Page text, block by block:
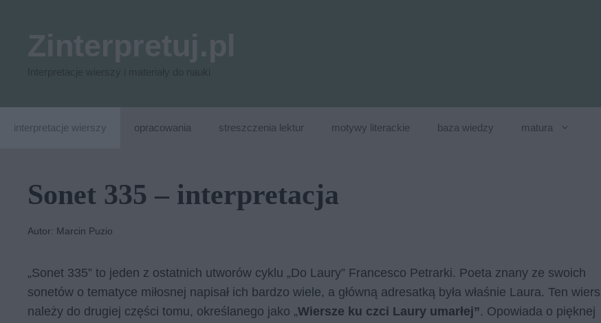
interpretacje wierszy opracowania streszczenia lektur motywy literackie baza wiedzy matura
Sonet 335 – interpretacja
Autor: Marcin Puzio
„Sonet 335” to jeden z ostatnich utworów cyklu „Do Laury” Francesco Petrarki. Poeta znany ze swoich
sonetów o tematyce miłosnej napisał ich bardzo wiele, a główną adresatką była właśnie Laura. Ten
należy do drugiej części tomu, określanego jako „Wiersze ku czci Laury umarłej”. Opowiada o pięknej